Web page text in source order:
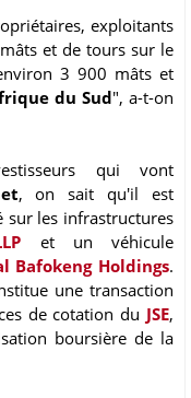
exploitants
et de tours sur le
3 900 mâts et
du Sud", a-t-on
qui vont
, on sait qu'il est
les infrastructures
et un véhicule
Bafokeng Holdings.
une transaction
de cotation du JSE,
boursière de la